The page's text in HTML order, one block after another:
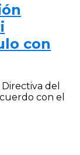
con
del
con el